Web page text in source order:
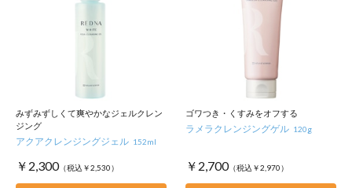
みずみずしくて爽やかなジェルクレン
ジング
アクアクレンジングジェル 152ml
￥2,300（税込￥2,530）
ゴワつき・くすみをオフする
ラメラクレンジングゲル 120g
￥2,700（税込￥2,970）